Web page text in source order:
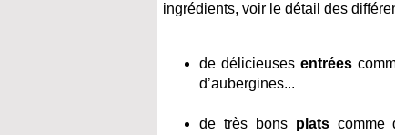
ingrédients, voir le détail des
de délicieuses entrées
d’aubergines...
de très bons platscomme